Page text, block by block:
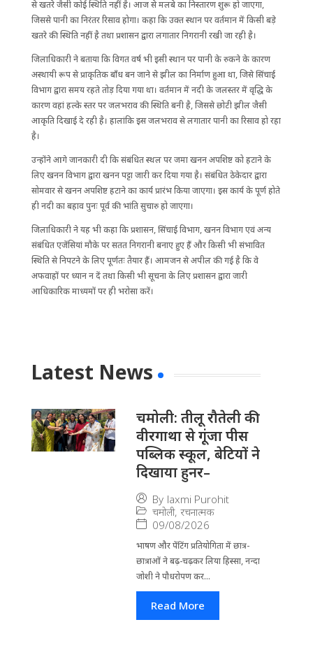
से खतरे जैसी कोई ​स्थिति नहीं है। आज से मलबे का निस्तारण शुरू हो जाएगा,
जिससे पानी का निरंतर रिसाव होगा। कहा कि उक्त स्थान पर वर्तमान में किसी बड़े
खतरे की स्थिति नहीं है तथा प्रशासन द्वारा लगातार निगरानी रखी जा रही है।
जिलाधिकारी ने बताया कि विगत वर्ष भी इसी स्थान पर पानी के रुकने के कारण
अस्थायी रूप से प्राकृतिक बाँध बन जाने से झील का निर्माण हुआ था, जिसे सिंचाई
विभाग द्वारा समय रहते तोड़ दिया गया था। वर्तमान में नदी के जलस्तर में वृद्धि के
कारण वहां हल्के स्तर पर जलभराव की स्थिति बनी है, जिससे छोटी झील जैसी
आकृति दिखाई दे रही है। हालांकि इस जलभराव से लगातार पानी का रिसाव हो रहा
है।
उन्होंने आगे जानकारी दी कि संबंधित स्थल पर जमा खनन अपशिष्ट को हटाने के
लिए खनन विभाग द्वारा खनन पट्टा जारी कर दिया गया है। संबंधित ठेकेदार द्वारा
सोमवार से खनन अपशिष्ट हटाने का कार्य प्रारंभ किया जाएगा। इस कार्य के पूर्ण होते
ही नदी का बहाव पुनः पूर्व की भांति सुचारु हो जाएगा।
जिलाधिकारी ने यह भी कहा कि प्रशासन, सिंचाई विभाग, खनन विभाग एवं अन्य
संबंधित एजेंसियां मौके पर सतत निगरानी बनाए हुए हैं और किसी भी संभावित
स्थिति से निपटने के लिए पूर्णतः तैयार हैं। आमजन से अपील की गई है कि वे
अफवाहों पर ध्यान न दें तथा किसी भी सूचना के लिए प्रशासन द्वारा जारी
आधिकारिक माध्यमों पर ही भरोसा करें।
Latest News
चमोली: तीलू रौतेली की
वीरगाथा से गूंजा पीस
पब्लिक स्कूल, बेटियों ने
दिखाया हुनर–
By laxmi Purohit
चमोली, रचनात्मक
09/08/2026
भाषण और पेंटिंग प्रतियोगिता में छात्र-
छात्राओं ने बढ़-चढ़कर लिया हिस्सा, नन्दा
जोशी ने पौधरोपण कर...
Read More